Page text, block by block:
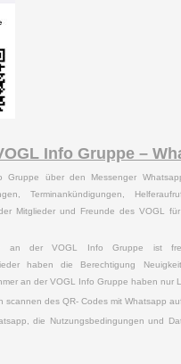
Info Gruppe –
Gruppe über den Messenger
Terminankündigungen,
Mitglieder und Freunde des VOGL
an der VOGL Info Gruppe ist
haben die Berechtigung
an der VOGL Info Gruppe haben nur
scannen des QR- Codes mit Whatsapp
die Nutzungsbedingungen und